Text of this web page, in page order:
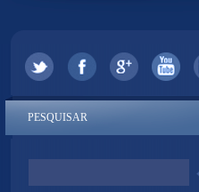
PESQUISAR